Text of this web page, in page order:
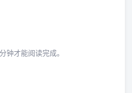
钟才能阅读完成。